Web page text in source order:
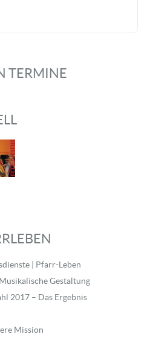
TERMINE
| Pfarr-Leben
Gestaltung
2017 – Das Ergebnis
Mission